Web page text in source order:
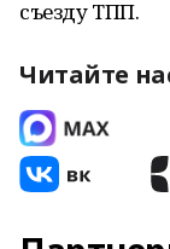
съезду ТПП.
Читайте